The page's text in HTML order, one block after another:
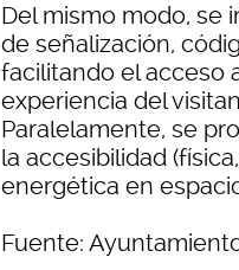
Del mismo modo, se
de señalización,
facilitando el acceso
experiencia del
Paralelamente, se
la accesibilidad
energética en
Fuente: